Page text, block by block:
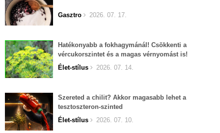
Gasztro 2026. 07. 17.
Hatékonyabb a fokhagymánál! Csökkenti a
vércukorszintet és a magas vérnyomást is!
Élet-stílus
2026. 07. 14.
Szereted a chilit? Akkor magasabb lehet a
tesztoszteron-szinted
Élet-stílus
2026. 07. 10.